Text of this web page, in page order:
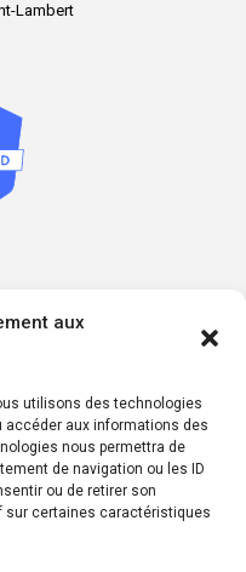
aux
utilisons des technologies
aux informations des
nous permettra de
de navigation ou les ID
ou de retirer son
sur certaines caractéristiques
Lambert
à caractère personnel